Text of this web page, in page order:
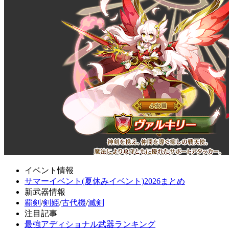
イベント情報
サマーイベント(夏休みイベント)2026まとめ
新武器情報
覇剣 /剣姫/古代機/滅剣
注目記事
最強アディショナル武器ランキング